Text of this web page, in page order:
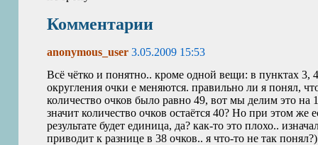
Комментарии
anonymous_user3.05.2009 15:53
Всё чётко и понятно.. кроме одной вещи: в пунктах 3,
округления очки е меняются. правильно ли я понял,
количество очков было равно 49, вот мы делим это
значит количество очков остаётся 40? Но при этом
результате будет единица, да? как-то это плохо..
приводит к разнице в 38 очков.. я что-то не так понял?)